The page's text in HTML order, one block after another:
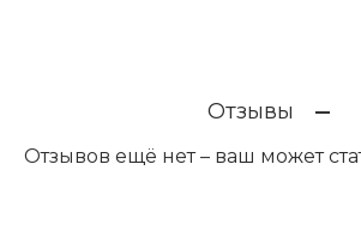
Отзывы
Отзывов ещё нет – ваш может